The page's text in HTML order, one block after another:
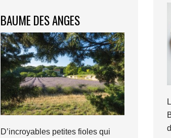
BAUME DES ANGES
D’incroyables petites fioles qui